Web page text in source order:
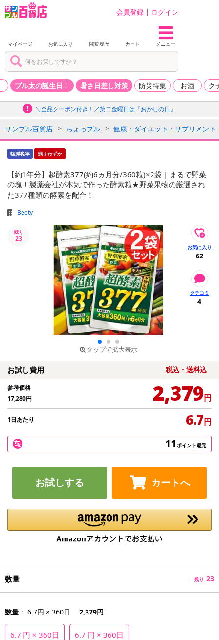
会員登録 ログイン
マイページ お気に入り 閲覧履歴 カート メニュー
プル太の誕生日！ 暑さ日差し対策 防災特集 お酒 ク
＼全品クーポン付き！／第二金曜日は『おかしの日』
サンプル百貨店 ちょっプル 健康・ダイエット・サプリメント
軽減税率 残りわずか
【約1年分】超酵素377(約6ヵ月分/360粒)×2袋 | まるで野菜
の塊！製薬会社が本気で作った酵素粒★野菜果物の厳選され
た377種類の酵素を配合！
Beety
残り
23
タップで拡大表示
62
4
お試し費用 税込・送料込
参考価格
17,280円 2,379円
1日あたり 6.7円
11 ポイント還元
お試しする カートへ
数量 残り 23
数量： 6.7円 × 360日 2,379円
6.7 円 × 360日 6.7 円 × 360日